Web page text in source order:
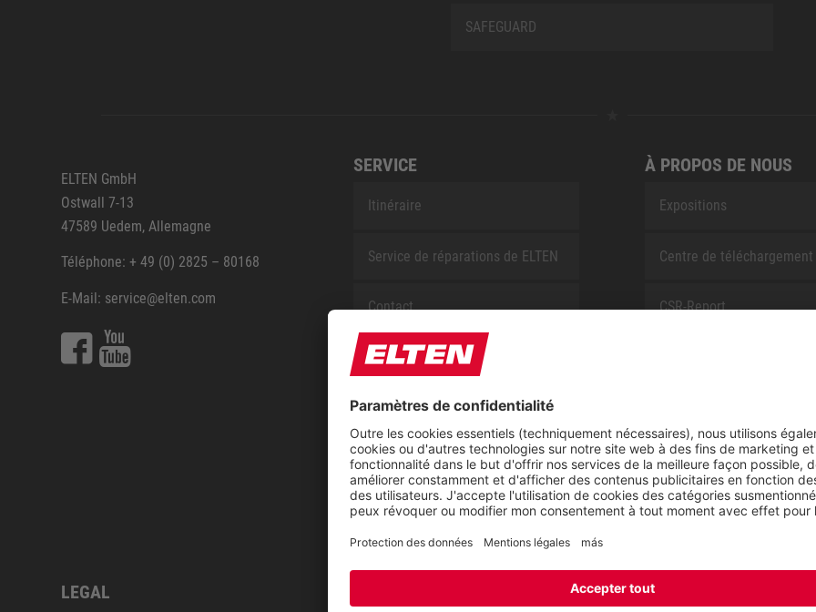
SAFEGUARD
ELTEN GmbH
Ostwall 7-13
47589 Uedem, Allemagne
Téléphone: + 49 (0) 2825 – 80168
E-Mail: service@elten.com
SERVICE
Itinéraire
Service de réparations de ELTEN
Contact
Sitemap
À PROPOS DE NOUS
Expositions
Centre de téléchargement
CSR-Report
LEGAL